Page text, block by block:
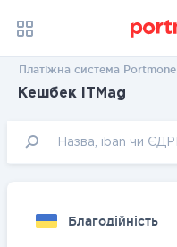
Платіжна система Portmone
Кешбек ITMag
Благодійність